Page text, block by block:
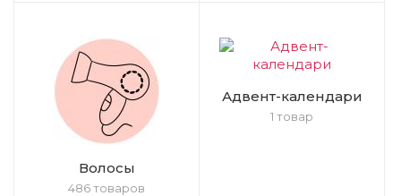
Волосы
486 товаров
Адвент-календари
1 товар